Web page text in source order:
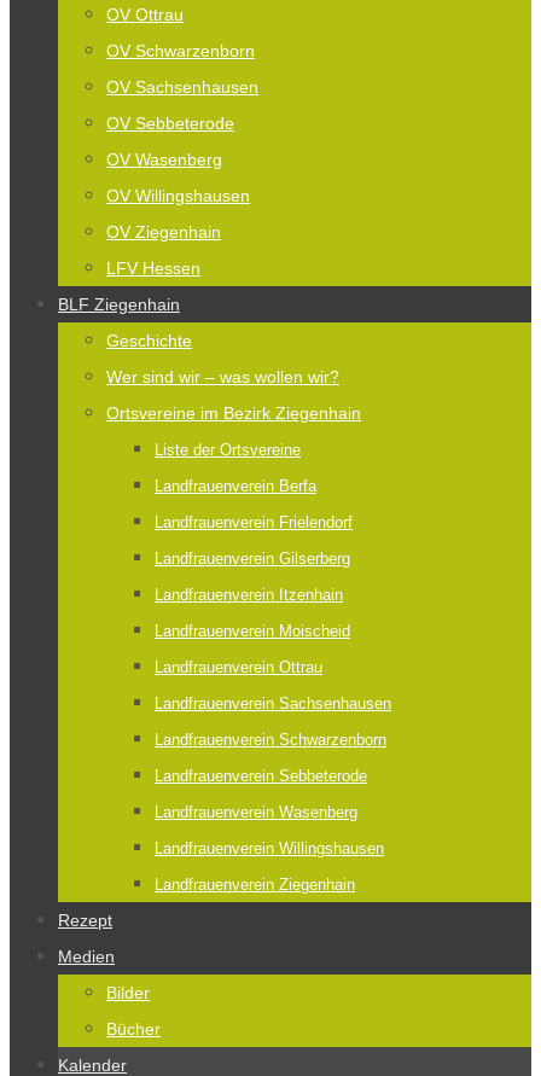
OV Ottrau
OV Schwarzenborn
OV Sachsenhausen
OV Sebbeterode
OV Wasenberg
OV Willingshausen
OV Ziegenhain
LFV Hessen
BLF Ziegenhain
Geschichte
Wer sind wir – was wollen wir?
Ortsvereine im Bezirk Ziegenhain
Liste der Ortsvereine
Landfrauenverein Berfa
Landfrauenverein Frielendorf
Landfrauenverein Gilserberg
Landfrauenverein Itzenhain
Landfrauenverein Moischeid
Landfrauenverein Ottrau
Landfrauenverein Sachsenhausen
Landfrauenverein Schwarzenborn
Landfrauenverein Sebbeterode
Landfrauenverein Wasenberg
Landfrauenverein Willingshausen
Landfrauenverein Ziegenhain
Rezept
Medien
Bilder
Bücher
Kalender